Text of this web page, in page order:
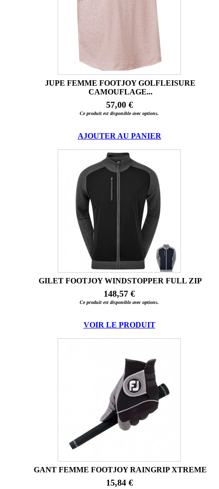
JUPE FEMME FOOTJOY GOLFLEISURE
CAMOUFLAGE...
57,00 €
Ce produit est disponible avec options.
AJOUTER AU PANIER
GILET FOOTJOY WINDSTOPPER FULL ZIP
148,57 €
Ce produit est disponible avec options.
VOIR LE PRODUIT
GANT FEMME FOOTJOY RAINGRIP XTREME
15,84 €